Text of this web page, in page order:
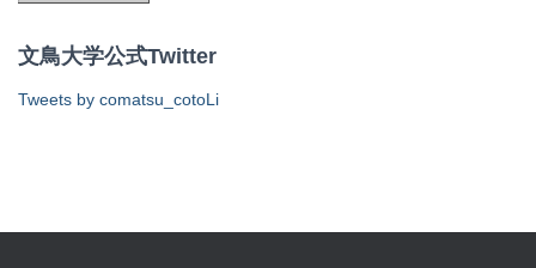
文鳥大学公式Twitter
Tweets by comatsu_cotoLi